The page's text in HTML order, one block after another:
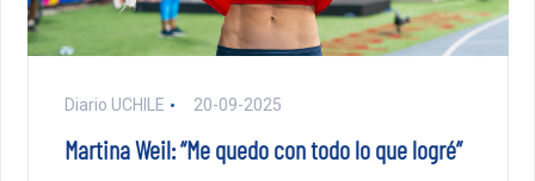
Diario UCHILE 20-09-2025
Martina Weil: “Me quedo con todo lo que logré”